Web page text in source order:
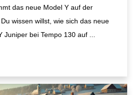
das neue Model Y auf der
wissen willst, wie sich das neue
Juniper bei Tempo 130 auf